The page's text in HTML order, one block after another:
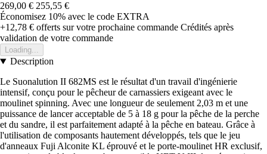
269,00 € 255,55 €
Économisez 10% avec le code EXTRA
+12,78 € offerts sur votre prochaine commande Crédités après
validation de votre commande
Loading...
Description
Le Suonalution II 682MS est le résultat d'un travail d'ingénierie
intensif, conçu pour le pêcheur de carnassiers exigeant avec le
moulinet spinning. Avec une longueur de seulement 2,03 m et une
puissance de lancer acceptable de 5 à 18 g pour la pêche de la perche
et du sandre, il est parfaitement adapté à la pêche en bateau. Grâce à
l'utilisation de composants hautement développés, tels que le jeu
d'anneaux Fuji Alconite KL éprouvé et le porte-moulinet HR exclusif,